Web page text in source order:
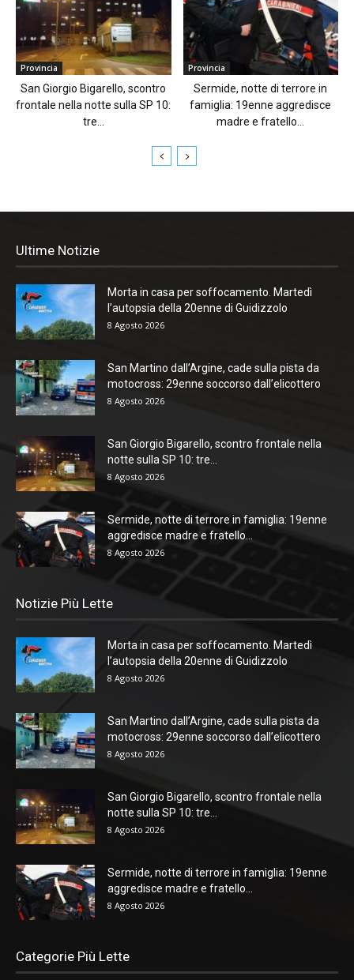
Provincia
San Giorgio Bigarello, scontro
frontale nella notte sulla SP 10:
tre...
Provincia
Sermide, notte di terrore in
famiglia: 19enne aggredisce
madre e fratello...
Ultime Notizie
Morta in casa per soffocamento. Martedì
l’autopsia della 20enne di Guidizzolo
8 Agosto 2026
San Martino dall’Argine, cade sulla pista da
motocross: 29enne soccorso dall’elicottero
8 Agosto 2026
San Giorgio Bigarello, scontro frontale nella
notte sulla SP 10: tre...
8 Agosto 2026
Sermide, notte di terrore in famiglia: 19enne
aggredisce madre e fratello...
8 Agosto 2026
Notizie Più Lette
Morta in casa per soffocamento. Martedì
l’autopsia della 20enne di Guidizzolo
8 Agosto 2026
San Martino dall’Argine, cade sulla pista da
motocross: 29enne soccorso dall’elicottero
8 Agosto 2026
San Giorgio Bigarello, scontro frontale nella
notte sulla SP 10: tre...
8 Agosto 2026
Sermide, notte di terrore in famiglia: 19enne
aggredisce madre e fratello...
8 Agosto 2026
Categorie Più Lette